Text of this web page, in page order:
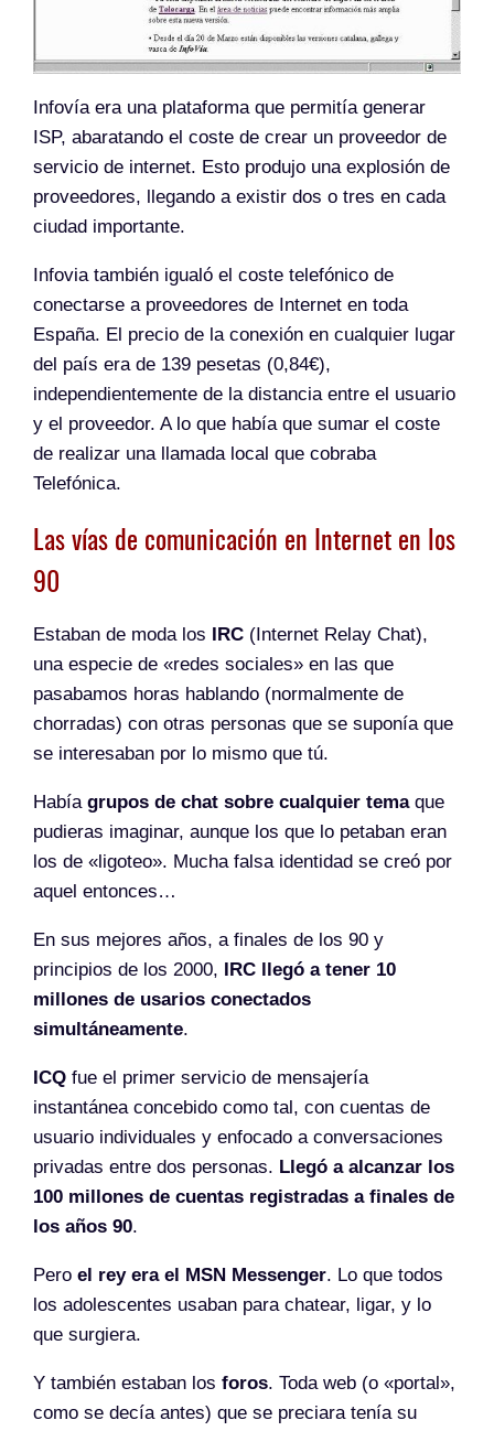
Infovía era una plataforma que permitía generar
ISP, abaratando el coste de crear un proveedor de
servicio de internet. Esto produjo una explosión de
proveedores, llegando a existir dos o tres en cada
ciudad importante.
Infovia también igualó el coste telefónico de
conectarse a proveedores de Internet en toda
España. El precio de la conexión en cualquier lugar
del país era de 139 pesetas (0,84€),
independientemente de la distancia entre el usuario
y el proveedor. A lo que había que sumar el coste
de realizar una llamada local que cobraba
Telefónica.
Las vías de comunicación en Internet en los
90
Estaban de moda los IRC (Internet Relay Chat),
una especie de «redes sociales» en las que
pasabamos horas hablando (normalmente de
chorradas) con otras personas que se suponía que
se interesaban por lo mismo que tú.
Había grupos de chat sobre cualquier temaque
pudieras imaginar, aunque los que lo petaban eran
los de «ligoteo». Mucha falsa identidad se creó por
aquel entonces…
En sus mejores años, a finales de los 90 y
principios de los 2000, IRC llegó a tener 10
millones de usarios conectados
simultáneamente.
ICQ fue el primer servicio de mensajería
instantánea concebido como tal, con cuentas de
usuario individuales y enfocado a conversaciones
privadas entre dos personas. Llegó a alcanzar los
100 millones de cuentas registradas a finales de
los años 90.
Pero el rey era el MSN Messenger. Lo que todos
los adolescentes usaban para chatear, ligar, y lo
que surgiera.
Y también estaban los foros. Toda web (o «portal»,
como se decía antes) que se preciara tenía su